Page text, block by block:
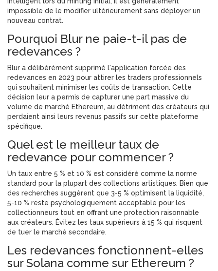
impossible de le modifier ultérieurement sans déployer un
nouveau contrat.
Pourquoi Blur ne paie-t-il pas de
redevances ?
Blur a délibérément supprimé l'application forcée des
redevances en 2023 pour attirer les traders professionnels
qui souhaitent minimiser les coûts de transaction. Cette
décision leur a permis de capturer une part massive du
volume de marché Ethereum, au détriment des créateurs qui
perdaient ainsi leurs revenus passifs sur cette plateforme
spécifique.
Quel est le meilleur taux de
redevance pour commencer ?
Un taux entre 5 % et 10 % est considéré comme la norme
standard pour la plupart des collections artistiques. Bien que
des recherches suggèrent que 3-5 % optimisent la liquidité,
5-10 % reste psychologiquement acceptable pour les
collectionneurs tout en offrant une protection raisonnable
aux créateurs. Évitez les taux supérieurs à 15 % qui risquent
de tuer le marché secondaire.
Les redevances fonctionnent-elles
sur Solana comme sur Ethereum ?